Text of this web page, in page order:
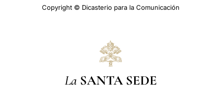
Copyright © Dicasterio para la Comunicación
La SANTA SEDE